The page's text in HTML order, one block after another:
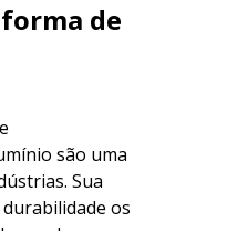
de
são uma
Sua
os